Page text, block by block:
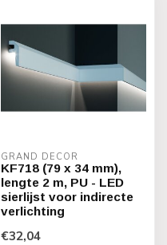
GRAND DECOR
KF718 (79 x 34 mm),
lengte 2 m, PU - LED
sierlijst voor indirecte
verlichting
€32,04